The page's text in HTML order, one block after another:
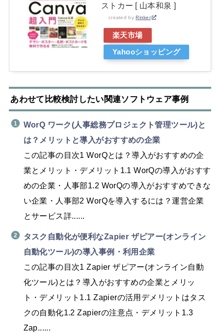
ストカー [ 山本和泉 ]
created byRinker
楽天市場
Yahooショッピング
あわせて比較検討したい関連ソフトウェア事例
WorQ ワーク(人事総務プロジェクト管理ツール)と
は？メリットと導入がおすすめの企業
この記事の目次1 WorQとは？導入がおすすめの企
業とメリット・デメリット1.1 WorQの導入がおすす
めの企業・人事部1.2 WorQの導入がおすすめできな
い企業・人事部2 WorQを導入するには？運営企業
とサービス詳......
タスク自動化が便利なZapier ザピアー(オンライン
自動化ツール)の導入事例・利用企業
この記事の目次1 Zapier ザピアー(オンライン自動
化ツール)とは？導入がおすすめの企業とメリッ
ト・デメリット1.1 Zapierの活用デメリットはタス
クの自動化1.2 Zapierの注意点・デメリット1.3
Zap......